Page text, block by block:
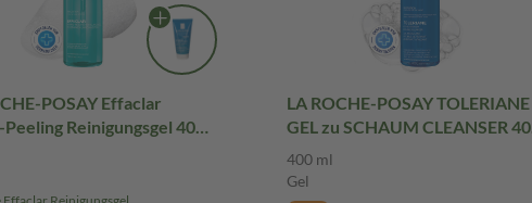
POSAY Effaclar
Reinigungsgel 400
LA ROCHE-POSAY TOLERIANE
GEL zu SCHAUM CLEANSER 400
ml Gel
400 ml
Gel